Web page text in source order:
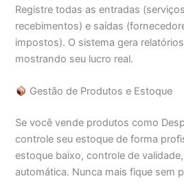
Registre todas as entradas
recebimentos) e saídas
impostos). O sistema gera
mostrando seu lucro real.
Gestão de Produtos e Estoque
Se você vende produtos como
controle seu estoque de forma
estoque baixo, controle de
automática. Nunca mais fique sem